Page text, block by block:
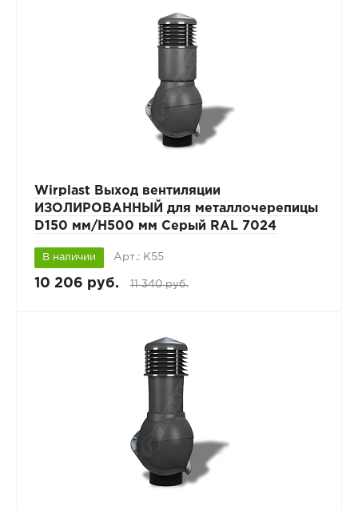
Wirplast Выход вентиляции
ИЗОЛИРОВАННЫЙ для металлочерепицы
D150 мм/H500 мм Серый RAL 7024
В наличии Арт.: К55
10 206 руб. 11 340 руб.